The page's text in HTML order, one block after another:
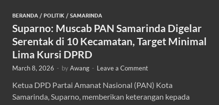
BERANDA / POLITIK / SAMARINDA
Suparno: Muscab PAN Samarinda Digelar
Serentak di 10 Kecamatan, Target Minimal
Lima Kursi DPRD
March 8, 2026 - byAwang - Leave a Comment
Ketua DPD Partai Amanat Nasional (PAN) Kota
Samarinda, Suparno, memberikan keterangan kepada